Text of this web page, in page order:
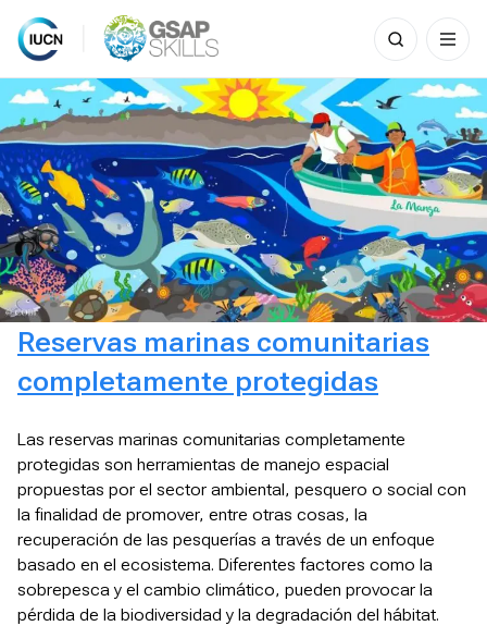
Skip
to
content
Search
for:
Reservas marinas comunitarias
completamente protegidas
Las reservas marinas comunitarias completamente
protegidas son herramientas de manejo espacial
propuestas por el sector ambiental, pesquero o social con
la finalidad de promover, entre otras cosas, la
recuperación de las pesquerías a través de un enfoque
basado en el ecosistema. Diferentes factores como la
sobrepesca y el cambio climático, pueden provocar la
pérdida de la biodiversidad y la degradación del hábitat.